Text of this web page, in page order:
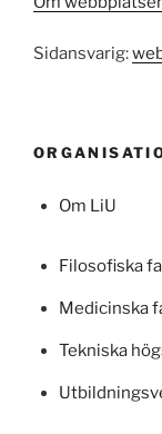
Sidansvarig:
Om LiU
Filosofiska
Medicinska
Tekniska